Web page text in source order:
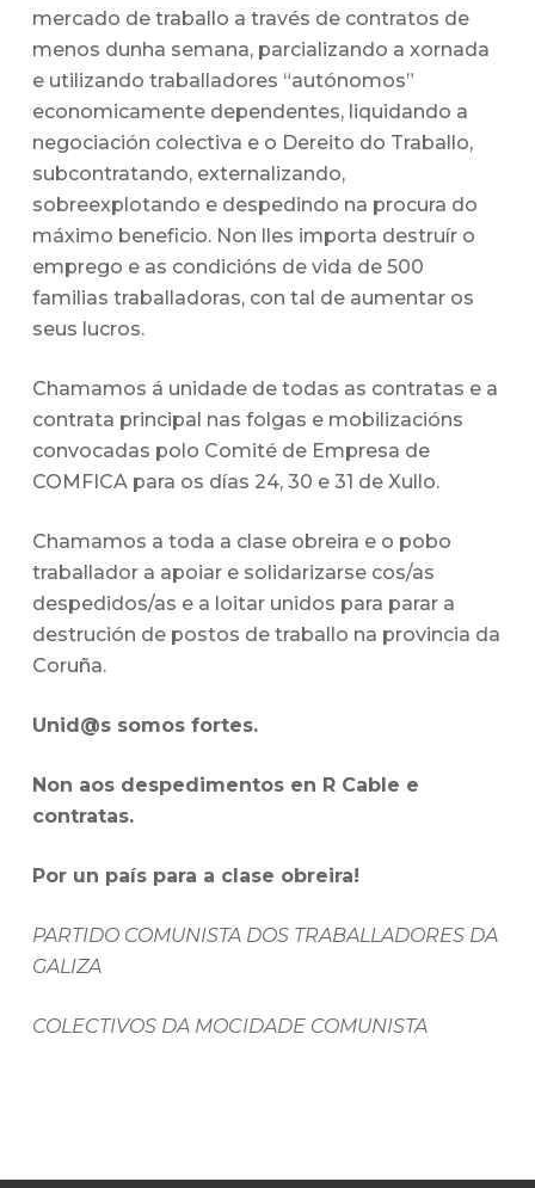
mercado de traballo a través de contratos de
menos dunha semana, parcializando a xornada
e utilizando traballadores “autónomos”
economicamente dependentes, liquidando a
negociación colectiva e o Dereito do Traballo,
subcontratando, externalizando,
sobreexplotando e despedindo na procura do
máximo beneficio. Non lles importa destruír o
emprego e as condicións de vida de 500
familias traballadoras, con tal de aumentar os
seus lucros.
Chamamos á unidade de todas as contratas e a
contrata principal nas folgas e mobilizacións
convocadas polo Comité de Empresa de
COMFICA para os días 24, 30 e 31 de Xullo.
Chamamos a toda a clase obreira e o pobo
traballador a apoiar e solidarizarse cos/as
despedidos/as e a loitar unidos para parar a
destrución de postos de traballo na provincia da
Coruña.
Unid@s somos fortes.
Non aos despedimentos en R Cable e
contratas.
Por un país para a clase obreira!
PARTIDO COMUNISTA DOS TRABALLADORES DA
GALIZA
COLECTIVOS DA MOCIDADE COMUNISTA